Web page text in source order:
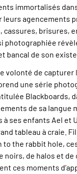
immortalisés
leurs agencements
cassures, brisures,
photographiée
bancal de son
volonté de capturer
une série
Blackboards,
de sa langue
à ses enfants Ael et
tableau à craie.
to the rabbit hole,
noirs, de halos et de
ces moments